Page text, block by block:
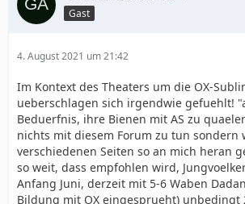
Gast
4. August 2021 um 21:42
Im Kontext des Theaters um die OX-
ueberschlagen sich irgendwie gefuehlt!
Beduerfnis, ihre Bienen mit AS zu
nichts mit diesem Forum zu tun sondern
verschiedenen Seiten so an mich heran
so weit, dass empfohlen wird,
Anfang Juni, derzeit mit 5-6 Waben
Bildung mit OX eingesprueht) unbedingt